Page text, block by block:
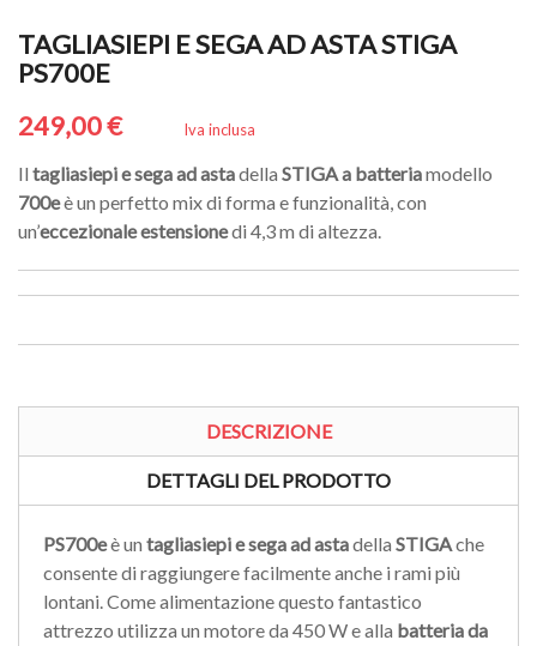
TAGLIASIEPI E SEGA AD ASTA STIGA
PS700E
249,00 €
Iva inclusa
Il tagliasiepi e sega ad astadella STIGAa batteriamodello
700eè un perfetto mix di forma e funzionalità, con
un’eccezionale estensionedi 4,3 m di altezza.
DESCRIZIONE
DETTAGLI DEL PRODOTTO
PS700eè un tagliasiepi e sega ad astadella STIGAche
consente di raggiungere facilmente anche i rami più
lontani. Come alimentazione questo fantastico
attrezzo utilizza un motore da 450 W e alla batteria da